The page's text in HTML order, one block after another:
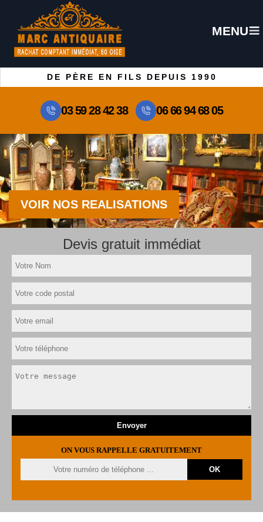
MENU
DE PÈRE EN FILS DEPUIS 1990
03 59 28 42 38 06 66 94 68 05
VOIR NOS REALISATIONS
Devis gratuit immédiat
ON VOUS RAPPELLE GRATUITEMENT